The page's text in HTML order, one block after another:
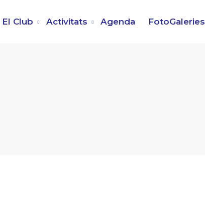
El Club Activitats Agenda FotoGaleries